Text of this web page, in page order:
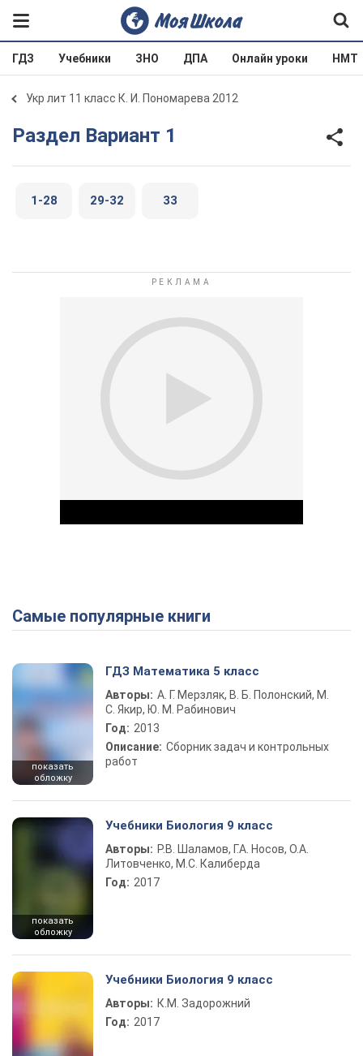
ГДЗ Учебники ЗНО ДПА Онлайн уроки НМТ
Укр лит 11 класс К. И. Пономарева 2012
Раздел Вариант 1
1-28 29-32 33
Play Video
Самые популярные книги
показать
обложку
ГДЗ Математика 5 класс
Авторы: А. Г. Мерзляк, В. Б. Полонский, М.
С. Якир, Ю. М. Рабинович
Год: 2013
Описание: Сборник задач и контрольных
работ
показать
обложку
Учебники Биология 9 класс
Авторы: Р.В. Шаламов, Г.А. Носов, О.А.
Литовченко, М.С. Калиберда
Год: 2017
Учебники Биология 9 класс
Авторы: К.М. Задорожний
Год: 2017